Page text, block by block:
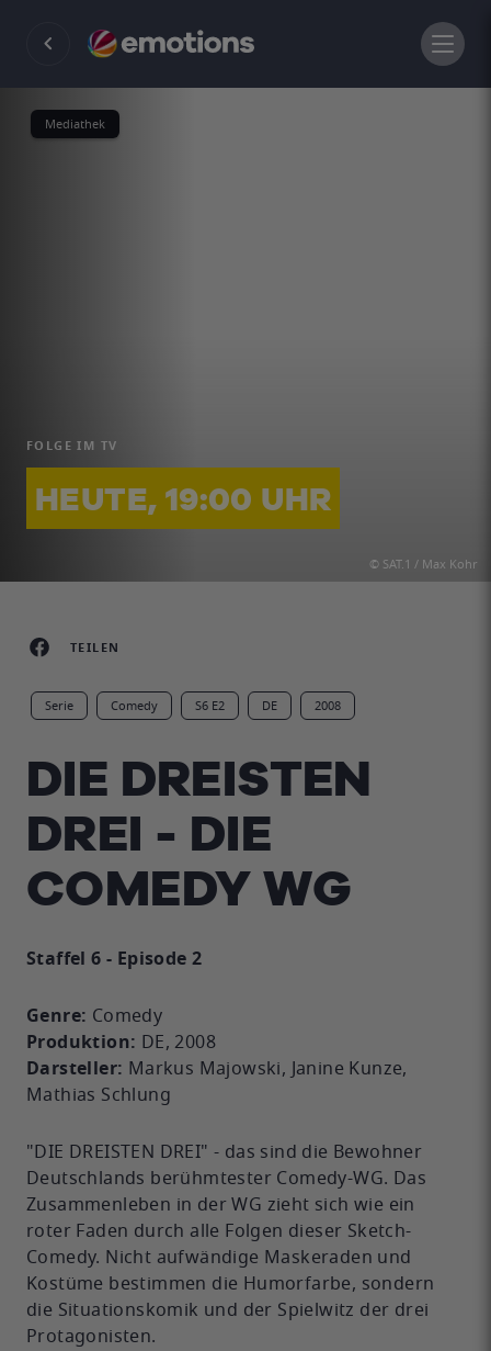
© SAT.1 / Max Kohr
Mediathek
FOLGE IM TV
HEUTE, 19:00 UHR
TEILEN
Serie Comedy S6 E2 DE 2008
DIE DREISTEN
DREI - DIE
COMEDY WG
Staffel 6 - Episode 2
Genre: Comedy
Produktion: DE, 2008
Darsteller: Markus Majowski, Janine Kunze,
Mathias Schlung
"DIE DREISTEN DREI" - das sind die Bewohner
Deutschlands berühmtester Comedy-WG. Das
Zusammenleben in der WG zieht sich wie ein
roter Faden durch alle Folgen dieser Sketch-
Comedy. Nicht aufwändige Maskeraden und
Kostüme bestimmen die Humorfarbe, sondern
die Situationskomik und der Spielwitz der drei
Protagonisten.